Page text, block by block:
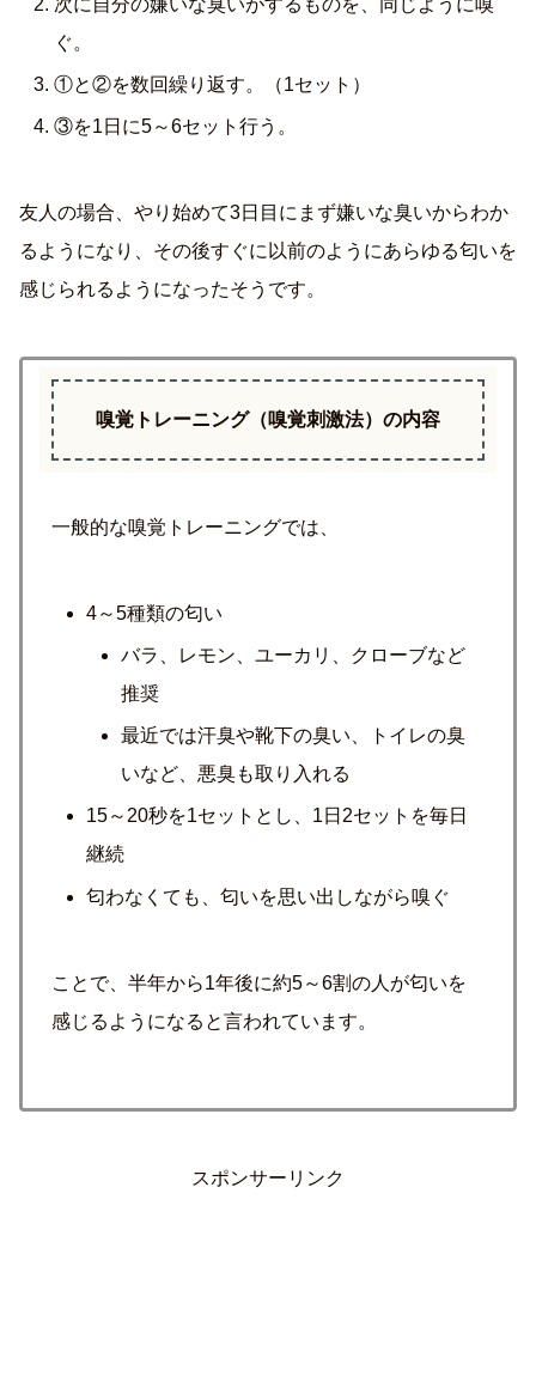
ぐ。
①と②を数回繰り返す。（1セット）
③を1日に5～6セット行う。
友人の場合、やり始めて3日目にまず嫌いな臭いからわか
るようになり、その後すぐに以前のようにあらゆる匂いを
感じられるようになったそうです。
嗅覚トレーニング（嗅覚刺激法）の内容
一般的な嗅覚トレーニングでは、
4～5種類の匂い
バラ、レモン、ユーカリ、クローブなど
推奨
最近では汗臭や靴下の臭い、トイレの臭
いなど、悪臭も取り入れる
15～20秒を1セットとし、1日2セットを毎日
継続
匂わなくても、匂いを思い出しながら嗅ぐ
ことで、半年から1年後に約5～6割の人が匂いを
感じるようになると言われています。
スポンサーリンク